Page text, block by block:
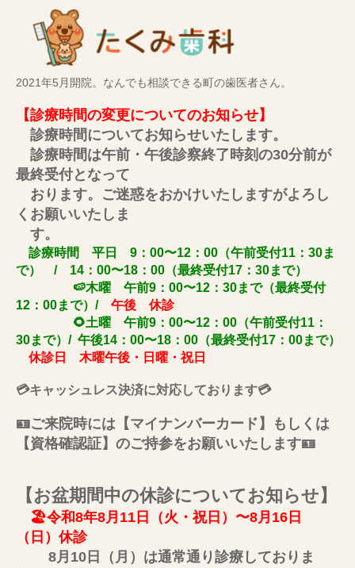
2021年5月開院。なんでも相談できる町の歯医者さん。
【診療時間の変更についてのお知らせ】
診療時間についてお知らせいたします。
診療時間は午前・午後診察終了時刻の30分前が
最終受付となって
おります。ご迷惑をおかけいたしますがよろし
くお願いいたしま
す。
診療時間 平日 9：00〜12：00（午前受付11：30ま
で） / 14：00〜18：00（最終受付17：30まで）
🍉木曜 午前9：00〜12：30まで（最終受付
12：00まで）/ 午後 休診
🌻土曜 午前9：00〜12：00（午前受付11：
30まで）/ 午後14：00〜18：00（最終受付17：00まで）
休診日 木曜午後・日曜・祝日
💳キャッシュレス決済に対応しております💳
🪪ご来院時には【マイナンバーカード】もしくは
【資格確認証】のご持参をお願いいたします🪪
【お盆期間中の休診についてお知らせ】
🏖️令和8年8月11日（火・祝日）〜8月16日
（日）休診
8月10日（月）は通常通り診療しておりま